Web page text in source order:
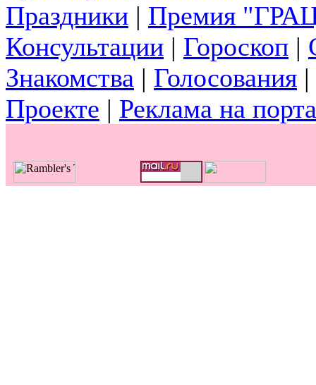
Праздники | Премия
Консультации | Гороскоп |
Знакомства | Голосования |
Проекте | Реклама на